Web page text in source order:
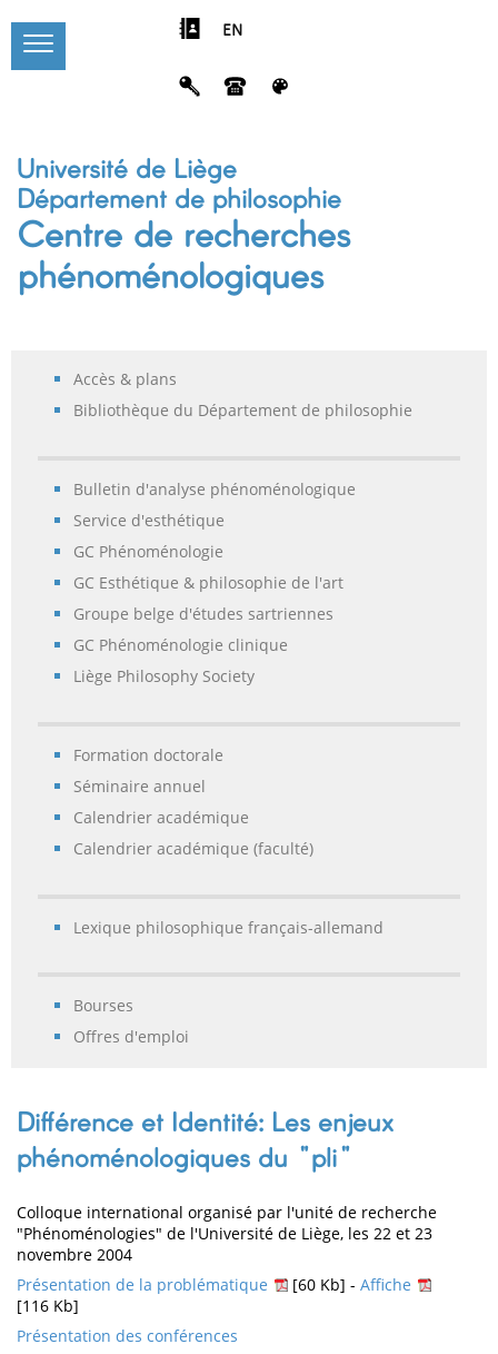
EN
Université de Liège
Département de philosophie
Centre de recherches
phénoménologiques
Accès & plans
Bibliothèque du Département de philosophie
Bulletin d'analyse phénoménologique
Service d'esthétique
GC Phénoménologie
GC Esthétique & philosophie de l'art
Groupe belge d'études sartriennes
GC Phénoménologie clinique
Liège Philosophy Society
Formation doctorale
Séminaire annuel
Calendrier académique
Calendrier académique (faculté)
Lexique philosophique français-allemand
Bourses
Offres d'emploi
Différence et Identité: Les enjeux
phénoménologiques du "pli"
Colloque international organisé par l'unité de recherche
"Phénoménologies" de l'Université de Liège, les 22 et 23
novembre 2004
Présentation de la problématique
[60 Kb] - Affiche
[116 Kb]
Présentation des conférences